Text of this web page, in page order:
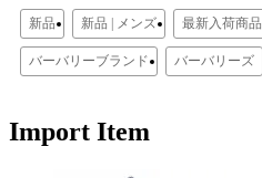
新品 新品 | メンズ 最新入荷商品
バーバリーブランド バーバリーズ
Import Item